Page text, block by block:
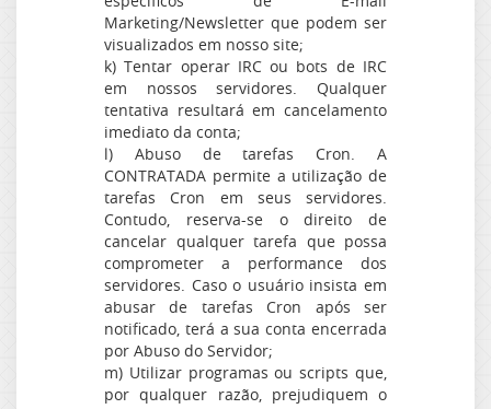
Marketing/Newsletter que podem ser
visualizados em nosso site;
k) Tentar operar IRC ou bots de IRC
em nossos servidores. Qualquer
tentativa resultará em cancelamento
imediato da conta;
l) Abuso de tarefas Cron. A
CONTRATADA permite a utilização de
tarefas Cron em seus servidores.
Contudo, reserva-se o direito de
cancelar qualquer tarefa que possa
comprometer a performance dos
servidores. Caso o usuário insista em
abusar de tarefas Cron após ser
notificado, terá a sua conta encerrada
por Abuso do Servidor;
m) Utilizar programas ou scripts que,
por qualquer razão, prejudiquem o